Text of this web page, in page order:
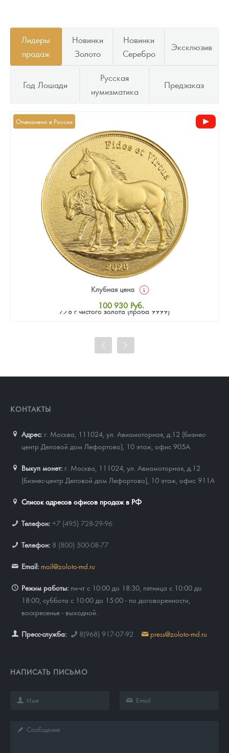
Лидеры
продаж
Новинки
Золото
Новинки
Серебро
Эксклюзив
Год Лошади
Русская
нумизматика
Предзаказ
Отчеканено в России
7.78 г чистого золота (проба 9999)
Клубная цена
100 930 Руб.
Стандартная цена
Цена выкупа
КОНТАКТЫ
Адрес: г. Москва, 111024 ул. Авиамоторная, д.12 (бизнес-
центр Деловой дом Лефортово), 10 этаж, офис 905А
Выкуп монет: г. Москва, 111024, ул. Авиамоторная, д.12
(бизнес-центр Деловой дом Лефортово), 10 этаж, офис 911А
Список адресов офисов продаж в РФ
Телефон: +7 (495) 728-29-96
Телефон: 8 (800) 500-08-77
Email: mail@zoloto-md.ru
Режим работы: пн-чт с 10:00 до 18:30, пятница с 10:00 до
18:00, суббота с 10:00 до 15:00 - по договоренности,
воскресенье - выходной.
Пресс-служба: 8(968) 917-07-92 press@zoloto-md.ru
НАПИСАТЬ ПИСЬМО